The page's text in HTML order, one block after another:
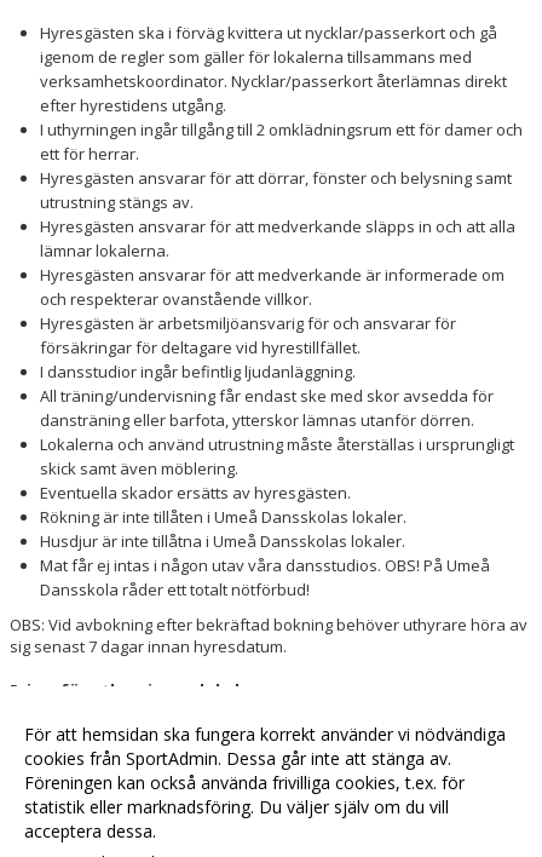
Hyresgästen ska i förväg kvittera ut nycklar/passerkort och gå
igenom de regler som gäller för lokalerna tillsammans med
verksamhetskoordinator. Nycklar/passerkort återlämnas direkt
efter hyrestidens utgång.
I uthyrningen ingår tillgång till 2 omklädningsrum ett för damer och
ett för herrar.
Hyresgästen ansvarar för att dörrar, fönster och belysning samt
utrustning stängs av.
Hyresgästen ansvarar för att medverkande släpps in och att alla
lämnar lokalerna.
Hyresgästen ansvarar för att medverkande är informerade om
och respekterar ovanstående villkor.
Hyresgästen är arbetsmiljöansvarig för och ansvarar för
försäkringar för deltagare vid hyrestillfället.
I dansstudior ingår befintlig ljudanläggning.
All träning/undervisning får endast ske med skor avsedda för
dansträning eller barfota, ytterskor lämnas utanför dörren.
Lokalerna och använd utrustning måste återställas i ursprungligt
skick samt även möblering.
Eventuella skador ersätts av hyresgästen.
Rökning är inte tillåten i Umeå Dansskolas lokaler.
Husdjur är inte tillåtna i Umeå Dansskolas lokaler.
Mat får ej intas i någon utav våra dansstudios. OBS! På Umeå
Dansskola råder ett totalt nötförbud!
OBS: Vid avbokning efter bekräftad bokning behöver uthyrare höra av
sig senast 7 dagar innan hyresdatum.
Priser för uthyrning
av lokal
Studio 2
520 kr/h
Samlingslokal
230 kr/h
För att hemsidan ska fungera korrekt använder vi nödvändiga
cookies från SportAdmin. Dessa går inte att stänga av.
Föreningen kan också använda frivilliga cookies, t.ex. för
statistik eller marknadsföring. Du väljer själv om du vill
acceptera dessa.